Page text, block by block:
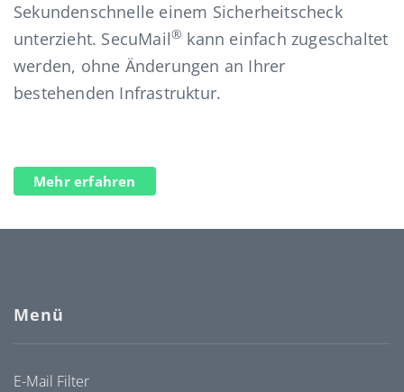
Sekundenschnelle einem Sicherheitscheck
unterzieht. SecuMail® kann einfach zugeschaltet
werden, ohne Änderungen an Ihrer
bestehenden Infrastruktur.
Mehr erfahren
Menü
E-Mail Filter